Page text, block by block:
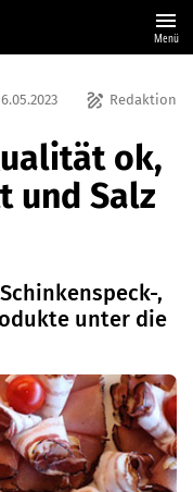
menu
Menü
draw Redaktion
ok,
und Salz
,
unter die